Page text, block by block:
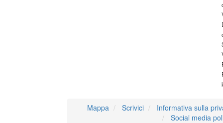
Mappa Scrivici
Informativa sulla
Social media